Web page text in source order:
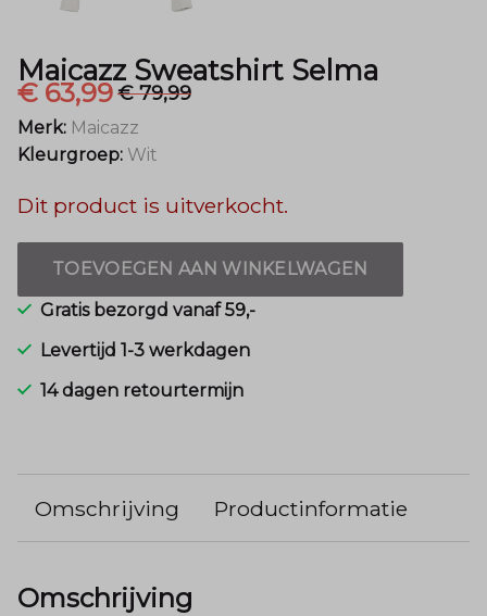
Maicazz Sweatshirt Selma
€ 63,99€ 79,99
Merk: Maicazz
Kleurgroep: Wit
Dit product is uitverkocht.
TOEVOEGEN AAN WINKELWAGEN
Gratis bezorgd vanaf 59,-
Levertijd 1-3 werkdagen
14 dagen retourtermijn
Omschrijving Productinformatie
Omschrijving